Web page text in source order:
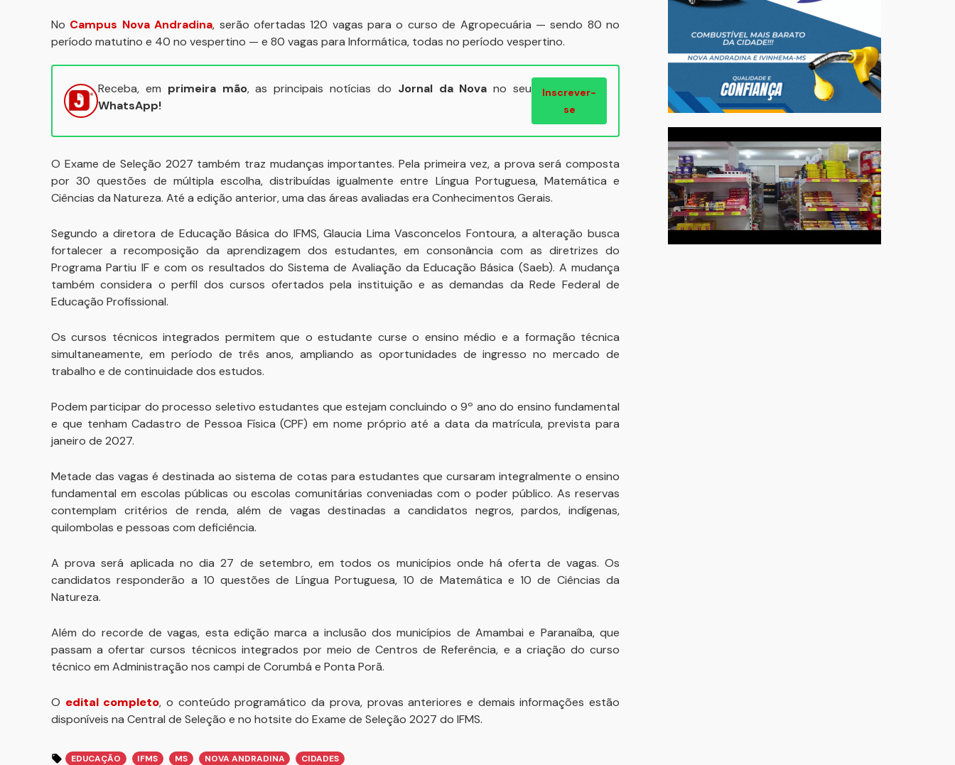
No Campus Nova Andradina, serão ofertadas 120 vagas para o curso de Agropecuária — sendo 80 no
período matutino e 40 no vespertino — e 80 vagas para Informática, todas no período vespertino.
Receba, em primeira mão, as principais notícias do Jornal da Nova no seu
WhatsApp!
Inscrever-
se
O Exame de Seleção 2027 também traz mudanças importantes. Pela primeira vez, a prova será composta
por 30 questões de múltipla escolha, distribuídas igualmente entre Língua Portuguesa, Matemática e
Ciências da Natureza. Até a edição anterior, uma das áreas avaliadas era Conhecimentos Gerais.
Segundo a diretora de Educação Básica do IFMS, Glaucia Lima Vasconcelos Fontoura, a alteração busca
fortalecer a recomposição da aprendizagem dos estudantes, em consonância com as diretrizes do
Programa Partiu IF e com os resultados do Sistema de Avaliação da Educação Básica (Saeb). A mudança
também considera o perfil dos cursos ofertados pela instituição e as demandas da Rede Federal de
Educação Profissional.
Os cursos técnicos integrados permitem que o estudante curse o ensino médio e a formação técnica
simultaneamente, em período de três anos, ampliando as oportunidades de ingresso no mercado de
trabalho e de continuidade dos estudos.
Podem participar do processo seletivo estudantes que estejam concluindo o 9º ano do ensino fundamental
e que tenham Cadastro de Pessoa Física (CPF) em nome próprio até a data da matrícula, prevista para
janeiro de 2027.
Metade das vagas é destinada ao sistema de cotas para estudantes que cursaram integralmente o ensino
fundamental em escolas públicas ou escolas comunitárias conveniadas com o poder público. As reservas
contemplam critérios de renda, além de vagas destinadas a candidatos negros, pardos, indígenas,
quilombolas e pessoas com deficiência.
A prova será aplicada no dia 27 de setembro, em todos os municípios onde há oferta de vagas. Os
candidatos responderão a 10 questões de Língua Portuguesa, 10 de Matemática e 10 de Ciências da
Natureza.
Além do recorde de vagas, esta edição marca a inclusão dos municípios de Amambai e Paranaíba, que
passam a ofertar cursos técnicos integrados por meio de Centros de Referência, e a criação do curso
técnico em Administração nos campi de Corumbá e Ponta Porã.
O edital completo, o conteúdo programático da prova, provas anteriores e demais informações estão
disponíveis na Central de Seleção e no hotsite do Exame de Seleção 2027 do IFMS.
EDUCAÇÃO IFMS MS NOVA ANDRADINA CIDADES